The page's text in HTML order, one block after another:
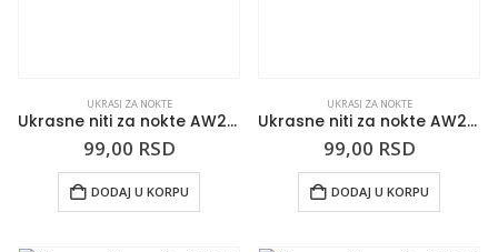
UKRASI ZA NOKTE
Ukrasne niti za nokte AW2009
99,00 RSD
DODAJ U KORPU
UKRASI ZA NOKTE
Ukrasne niti za nokte AW2007
99,00 RSD
DODAJ U KORPU